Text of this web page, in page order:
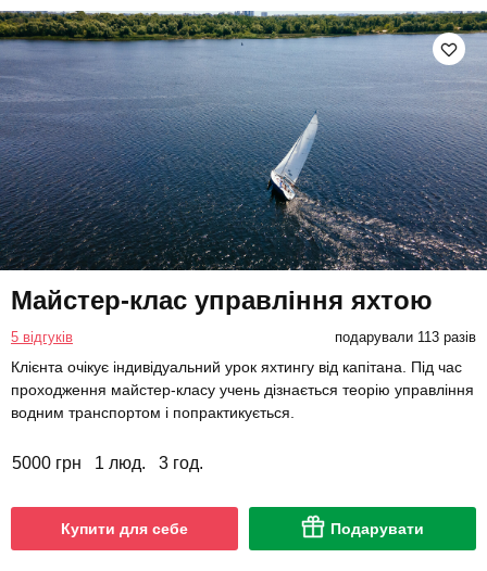
Майстер-клас управління яхтою
5 відгуків подарували 113 разів
Клієнта очікує індивідуальний урок яхтингу від капітана. Під час
проходження майстер-класу учень дізнається теорію управління
водним транспортом і попрактикується.
5000 грн 1 люд. 3 год.
Купити для себе Подарувати